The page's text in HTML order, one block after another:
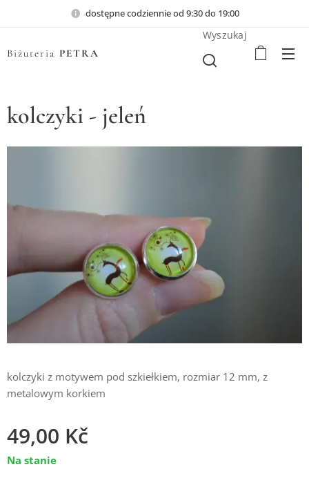
dostępne codziennie od 9:30 do 19:00
Biżuteria PETRA
Wyszukaj
kolczyki - jeleń
kolczyki z motywem pod szkiełkiem, rozmiar 12 mm, z
metalowym korkiem
49,00 Kč
Na stanie